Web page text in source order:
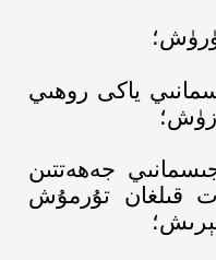
ياكى روھىي
جەھەتتىن
قىلغان تۇرمۇش